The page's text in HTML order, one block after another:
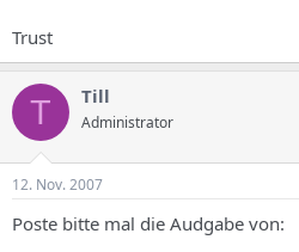
Trust
T Till
Administrator
12. Nov. 2007
Poste bitte mal die Audgabe von: